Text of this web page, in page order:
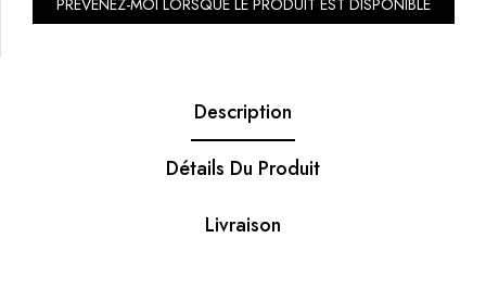
PRÉVENEZ-MOI LORSQUE LE PRODUIT EST DISPONIBLE
Description
Détails Du Produit
Livraison